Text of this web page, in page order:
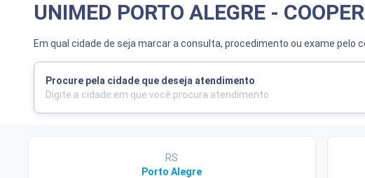
UNIMED PORTO ALEGRE -
Em qual cidade de seja marcar a consulta, procedimento ou exame pelo
Procure pela cidade que deseja atendimento
RS
Porto Alegre